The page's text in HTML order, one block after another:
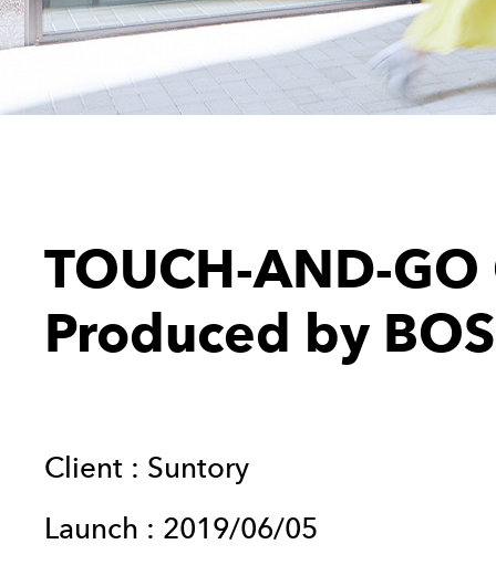
TOUCH-AND-GO
Produced by
Client : Suntory
Launch : 2019/06/05